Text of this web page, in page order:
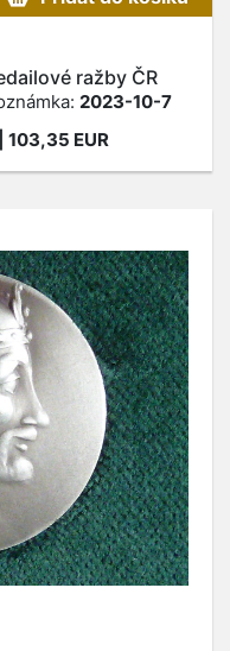
ražby ČR
2023-10-7
103,35 EUR